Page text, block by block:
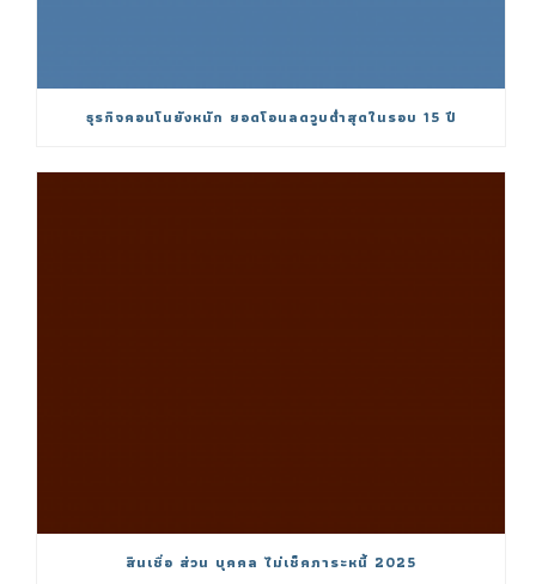
ธุรกิจคอนโนยังหนัก ยอดโอนลดวูบต่ำสุดในรอบ 15 ปี
สินเชื่อ ส่วน บุคคล ไม่เช็คภาระหนี้ 2025